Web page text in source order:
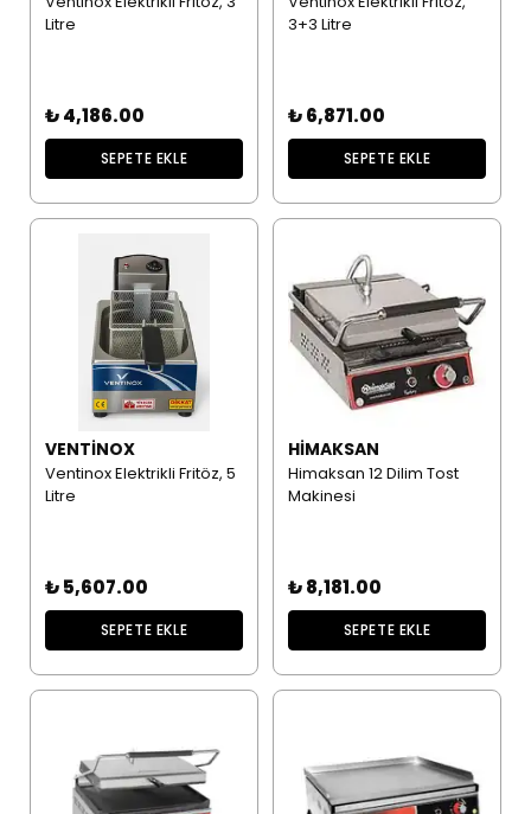
Litre
₺ 4,186.00
SEPETE EKLE
3+3 Litre
₺ 6,871.00
SEPETE EKLE
VENTINOX
Ventinox Elektrikli Fritöz, 5
Litre
₺ 5,607.00
SEPETE EKLE
HIMAKSAN
Himaksan 12 Dilim Tost
Makinesi
₺ 8,181.00
SEPETE EKLE